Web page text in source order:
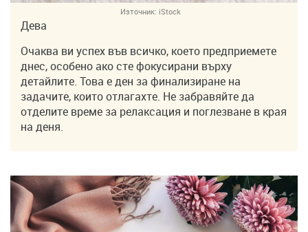
Източник: iStock
Дева
Очаква ви успех във всичко, което предприемете
днес, особено ако сте фокусирани върху
детайлите. Това е ден за финализиране на
задачите, които отлагахте. Не забравяйте да
отделите време за релаксация и поглезване в края
на деня.